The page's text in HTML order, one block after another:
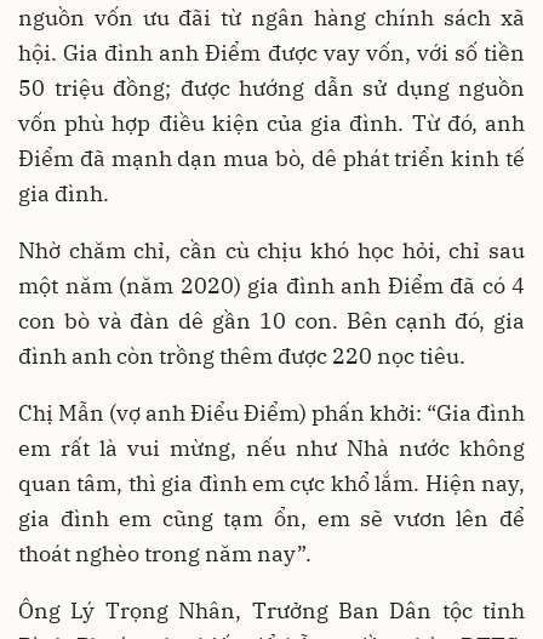
nguồn vốn ưu đãi từ ngân hàng chính sách xã
hội. Gia đình anh Điểm được vay vốn, với số tiền
50 triệu đồng; được hướng dẫn sử dụng nguồn
vốn phù hợp điều kiện của gia đình. Từ đó, anh
Điểm đã mạnh dạn mua bò, dê phát triển kinh tế
gia đình.
Nhờ chăm chỉ, cần cù chịu khó học hỏi, chỉ sau
một năm (năm 2020) gia đình anh Điểm đã có 4
con bò và đàn dê gần 10 con. Bên cạnh đó, gia
đình anh còn trồng thêm được 220 nọc tiêu.
Chị Mẫn (vợ anh Điểu Điểm) phấn khởi: “Gia đình
em rất là vui mừng, nếu như Nhà nước không
quan tâm, thì gia đình em cực khổ lắm. Hiện nay,
gia đình em cũng tạm ổn, em sẽ vươn lên để
thoát nghèo trong năm nay”.
Ông Lý Trọng Nhân, Trưởng Ban Dân tộc tỉnh